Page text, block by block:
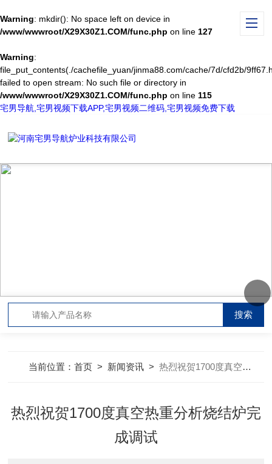
Warning: mkdir(): No space left on device in
/www/wwwroot/X29X30Z1.COM/func.php on line 127
Warning:
file_put_contents(./cachefile_yuan/jinma88.com/cache/7d/cfd2b/
failed to open stream: No such file or directory in
/www/wwwroot/X29X30Z1.COM/func.php on line 115
宅男导航,宅男视频下载APP,宅男视频二维码,宅男视频免费下载
当前位置：首页 > 新闻资讯 >热烈祝贺1700度真空热重分析烧结炉完成调试
热烈祝贺1700度真空热重分析烧结炉完
成调试